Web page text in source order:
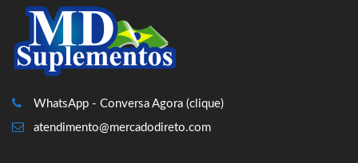
WhatsApp - Conversa Agora (clique)
atendimento@mercadodireto.com